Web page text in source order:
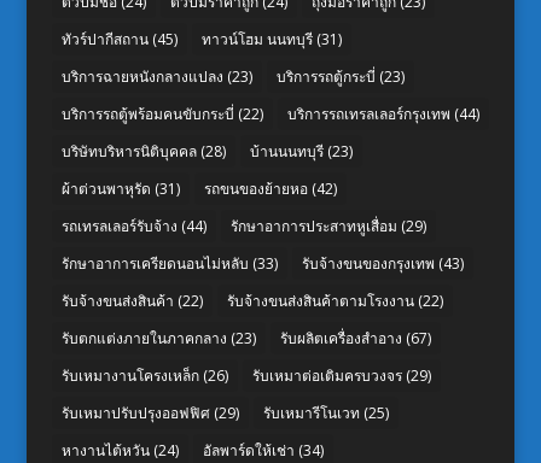
ทัวร์ปากีสถาน(45) ทาวน์โฮม นนทบุรี(31)
บริการฉายหนังกลางแปลง (23) บริการรถตู้กระบี่ (23)
บริการรถตู้พร้อมคนขับกระบี่ (22) บริการรถเทรลเลอร์กรุงเทพ (44)
บริษัทบริหารนิติบุคคล(28) บ้านนนทบุรี(23)
ผ้าต่วนพาหุรัด (31) รถขนของย้ายหอ(42)
รถเทรลเลอร์รับจ้าง (44) รักษาอาการประสาทหูเสื่อม (29)
รักษาอาการเครียดนอนไม่หลับ (33) รับจ้างขนของกรุงเทพ (43)
รับจ้างขนส่งสินค้า (22) รับจ้างขนส่งสินค้าตามโรงงาน(22)
รับตกแต่งภายในภาคกลาง (23) รับผลิตเครื่องสำอาง (67)
รับเหมางานโครงเหล็ก(26) รับเหมาต่อเติมครบวงจร(29)
รับเหมาปรับปรุงออฟฟิศ(29) รับเหมารีโนเวท (25)
หางานไต้หวัน(24) อัลพาร์ดให้เช่า (34)